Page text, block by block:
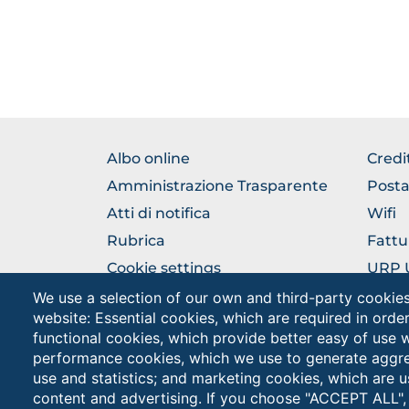
We use a selection of our own and third-party
website: Essential cookies, which are required in
functional cookies, which provide better easy of use
performance cookies, which we use to generate
use and statistics; and marketing cookies, which are
content and advertising. If you choose "ACCEPT
BROWSE
THE
SECTION
Albo online
Amministrazione Trasparente
Atti di notifica
Rubrica
Cookie settings
THE
Wifi
URP